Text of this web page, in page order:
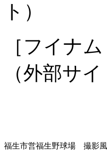
ト）
［フイナ
（外部サイ
福生市営福生野球場 撮影